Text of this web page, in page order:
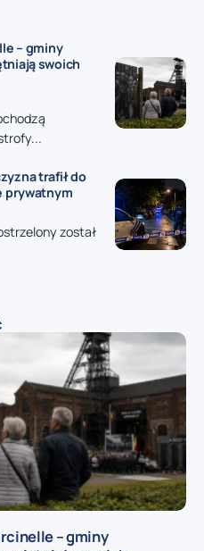
– gminy
swoich
trafił do
prywatnym
został
– gminy